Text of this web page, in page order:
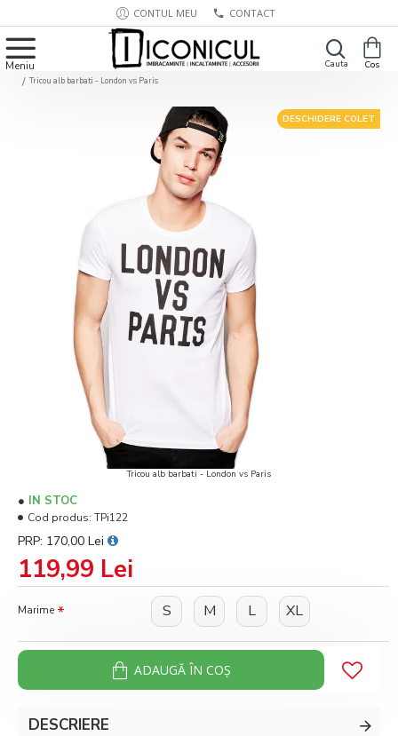
CONTUL MEU CONTACT
Tricou alb barbati - London vs Paris
DESCHIDERE COLET
Tricou alb barbati - London vs Paris
119,99 Lei
PRP: 170,00 Lei
IN STOC
Cod produs: TPi122
Marime S M L XL
ADAUGĂ ÎN COŞ
DESCRIERE